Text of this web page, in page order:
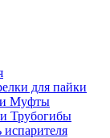
для пайки
Муфты
Трубогибы